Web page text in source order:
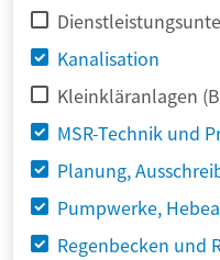
Kanalisation
Kleinkläranlagen
MSR-Technik und
Planung,
Pumpwerke,
Regenbecken und